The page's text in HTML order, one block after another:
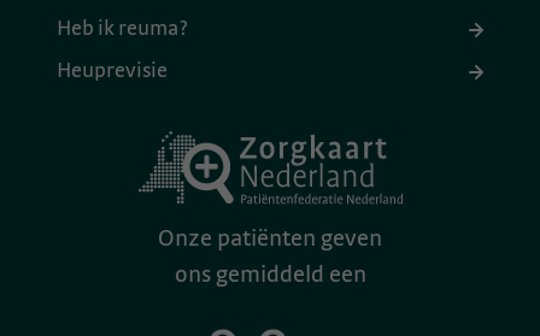
Heb ik reuma?
Heuprevisie
Onze patiënten geven
ons gemiddeld een